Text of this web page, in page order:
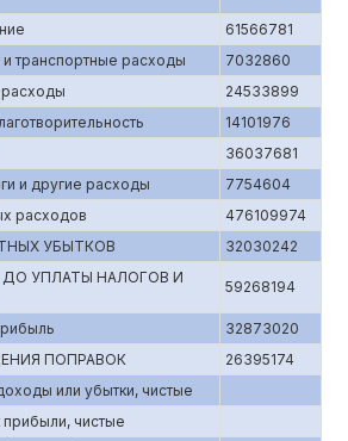
61566781
транспортные расходы
7032860
расходы
24533899
14101976
36037681
и другие расходы
7754604
расходов
476109974
УБЫТКОВ
32030242
ДО УПЛАТЫ НАЛОГОВ И
59268194
32873020
ПОПРАВОК
26395174
или убытки, чистые
чистые